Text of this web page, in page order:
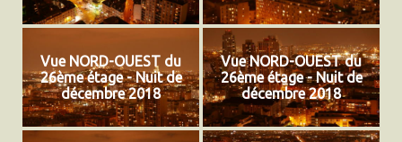
Vue NORD-OUEST du
26ème étage - Nuit de
décembre 2018
Vue NORD-OUEST du
26ème étage - Nuit de
décembre 2018